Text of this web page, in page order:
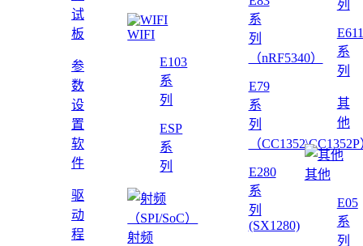
试
板
参
数
设
置
软
件
驱
动
程
WIFI
E103
系
列
ESP
系
列
射频
系
列
（nRF5340）
E79
系
列
（
E280
系
列
(SX1280)
列
E611
系
列
其
他
其他
E05
系
列